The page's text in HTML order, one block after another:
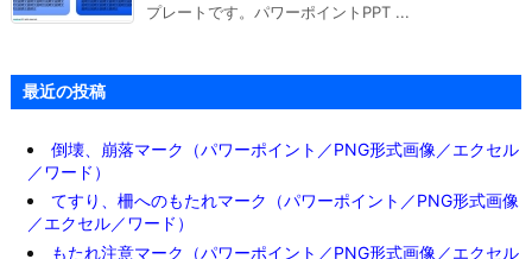
プレートです。パワーポイントPPT ...
最近の投稿
倒壊、崩落マーク（パワーポイント／PNG形式画像／エクセル
／ワード）
てすり、柵へのもたれマーク（パワーポイント／PNG形式画像
／エクセル／ワード）
もたれ注意マーク（パワーポイント／PNG形式画像／エクセル